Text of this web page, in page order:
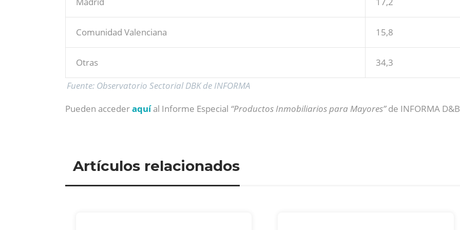
Comunidad Valenciana 15,8
Otras
34,3
Fuente: Observatorio Sectorial DBK de INFORMA
Pueden accederaquíal Informe Especial “Productos Inmobiliarios para Mayores”de INFORMA
Artículos relacionados